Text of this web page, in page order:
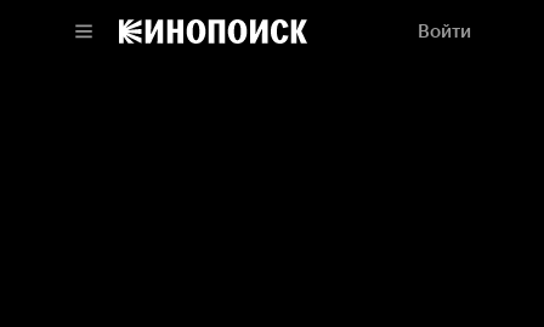
Войти